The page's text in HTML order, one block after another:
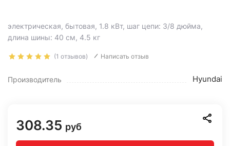
электрическая, бытовая, 1.8 кВт, шаг цепи: 3/8 дюйма,
длина шины: 40 см, 4.5 кг
(1 отзывов) Написать отзыв
Производитель Hyundai
308.35 руб